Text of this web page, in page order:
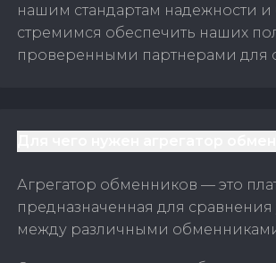
нашим стандартам надежности
стремимся обеспечить наших
проверенными партнерами для
Агрегатор обменников — это
предназначенная для
между различными